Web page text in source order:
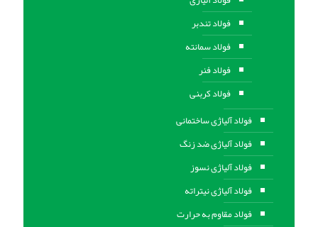
فولاد تندبر
فولاد سمانته
فولاد فنر
فولاد کربنی
فولاد آلیاژی ساختمانی
فولاد آلیاژی ضد زنگ
فولاد آلیاژی نسوز
فولاد آلیاژی نیتراته
فولاد مقاوم به حرارت